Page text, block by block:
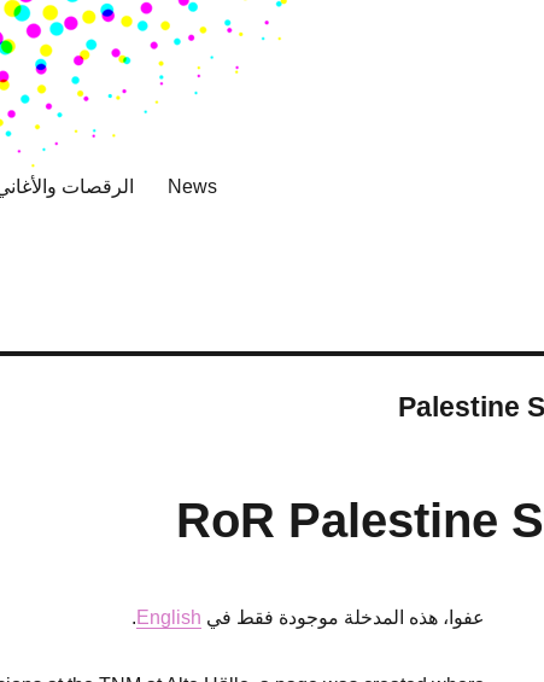
News الرقصات
Palestine
RoR Palestine
عفوا، هذه المدخلة موجودة فقط في English
.